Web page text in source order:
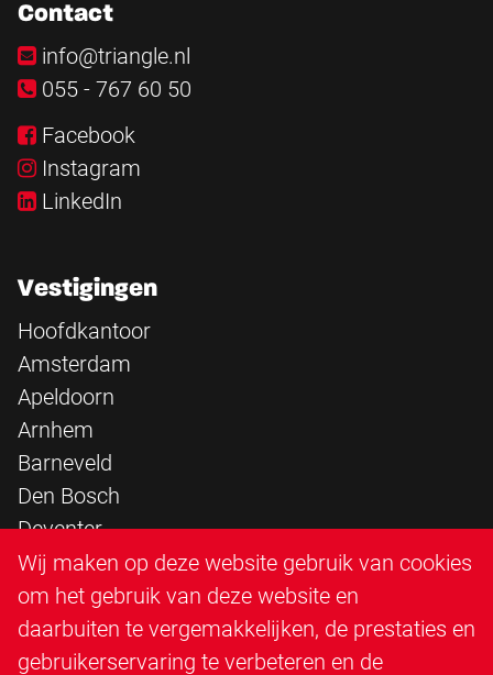
Contact
info@triangle.nl
055 - 767 60 50
Facebook
Instagram
LinkedIn
Vestigingen
Hoofdkantoor
Amsterdam
Apeldoorn
Arnhem
Barneveld
Den Bosch
Deventer
Epe
Sittard
Triangle Infra
Triangle Steigerbouw
Wij maken op deze website gebruik van cookies
om het gebruik van deze website en
daarbuiten te vergemakkelijken, de prestaties en
gebruikerservaring te verbeteren en de